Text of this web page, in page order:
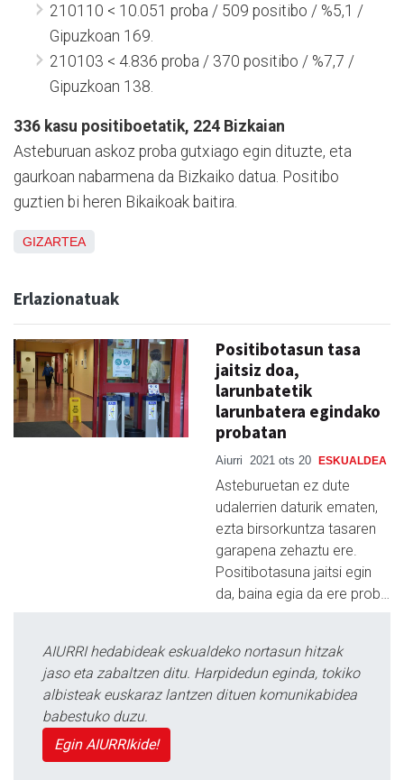
210110 < 10.051 proba / 509 positibo / %5,1 /
Gipuzkoan 169.
210103 < 4.836 proba / 370 positibo / %7,7 /
Gipuzkoan 138.
336 kasu positiboetatik, 224 Bizkaian
Asteburuan askoz proba gutxiago egin dituzte, eta
gaurkoan nabarmena da Bizkaiko datua. Positibo
guztien bi heren Bikaikoak baitira.
GIZARTEA
Erlazionatuak
Positibotasun tasa
jaitsiz doa,
larunbatetik
larunbatera egindako
probatan
Aiurri 2021 ots 20 ESKUALDEA
Asteburuetan ez dute
udalerrien daturik ematen,
ezta birsorkuntza tasaren
garapena zehaztu ere.
Positibotasuna jaitsi egin
da, baina egia da ere prob…
AIURRI hedabideak eskualdeko nortasun hitzak
jaso eta zabaltzen ditu. Harpidedun eginda, tokiko
albisteak euskaraz lantzen dituen komunikabidea
babestuko duzu.
Egin AIURRIkide!